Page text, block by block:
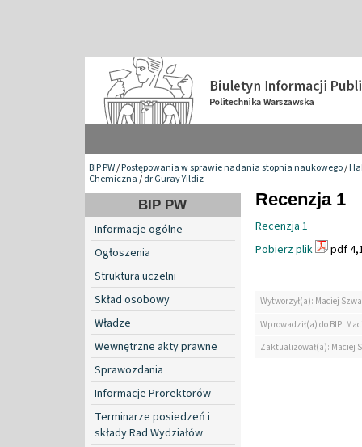
BIP PW/Postępowania w sprawie nadania stopnia naukowego/
Chemiczna/dr Guray Yildiz
BIP PW
Informacje ogólne
Ogłoszenia
Struktura uczelni
Skład osobowy
Władze
Wewnętrzne akty prawne
Sprawozdania
Informacje Prorektorów
Terminarze posiedzeń i
składy Rad Wydziałów
Recenzja 1
Recenzja 1
Pobierz plik
pdf
Wytworzył(a): Maciej
Wprowadził(a) do BIP:
Zaktualizował(a): Maciej